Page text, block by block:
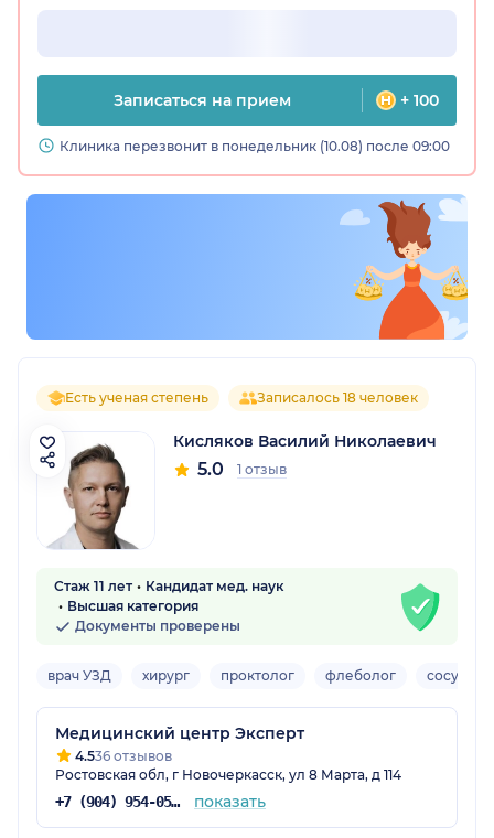
Записаться на прием + 100
Клиника перезвонит в понедельник (10.08) после 09:00
Есть ученая степень Записалось 18 человек
Кисляков Василий Николаевич
5.0 1 отзыв
Стаж 11 лет
Кандидат мед. наук
Высшая категория
Документы проверены
врач УЗД хирург проктолог флеболог
Медицинский центр Эксперт
4.536 отзывов
Ростовская обл, г Новочеркасск, ул 8 Марта, д 114
+7 (904) 954-05-32 показать